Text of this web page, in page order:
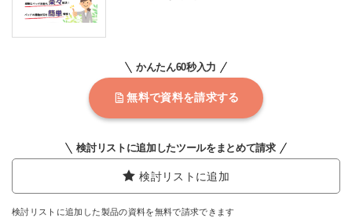
かんたん60秒入力
無料で資料を請求する
検討リストに追加したツールをまとめて請求
検討リストに追加
検討リストに追加した製品の資料を無料で請求できます